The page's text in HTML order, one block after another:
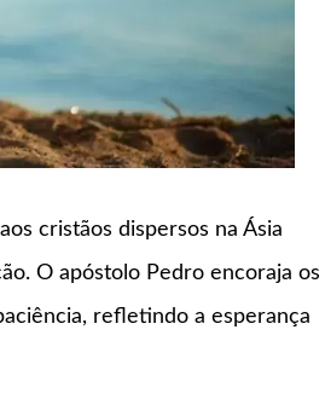
cristãos dispersos na Ásia
O apóstolo Pedro encoraja os
refletindo a esperança